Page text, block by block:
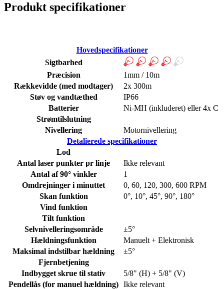
Produkt specifikationer
Hovedspecifikationer
Sigtbarhed
Præcision
1mm / 10m
Rækkevidde (med modtager)
2x 300m
Støv og vandtæthed
IP66
Batterier
Ni-MH (inkluderet) eller 4x C
Strømtilslutning
Nivellering
Motornivellering
Detalierede specifikationer
Lod
Antal laser punkter pr linje
Ikke relevant
Antal af 90° vinkler
1
Omdrejninger i minuttet
0, 60, 120, 300, 600 RPM
Skan funktion
0°, 10°, 45°, 90°, 180°
Vind funktion
Tilt funktion
Selvnivelleringsområde
±5°
Hældningsfunktion
Manuelt + Elektronisk
Maksimal indstilbar hældning
±5°
Fjernbetjening
Indbygget skrue til stativ
5/8" (H) + 5/8" (V)
Pendellås (for manuel hældning) Ikke relevant